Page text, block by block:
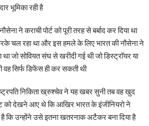
भूमिका रही है
ने कराची पोर्ट को पूरी तरह से बर्बाद कर दिया था
चल रहा था और इस हमले के लिए भारत की नौसेना ने
जो सोवियत संघ से खरीदी गई थी जो डिस्ट्रॉयर या
सिर्फ डिफेंस ही कर सकती थी
निकिता ख्रुश्चेव ने यह खबर सुनी तब वह खुद
को देखने आए थे कि आखिर भारत के इंजीनियरो ने
कि उन्होंने उसे इतना खतरनाक अटैकर बना दिया है